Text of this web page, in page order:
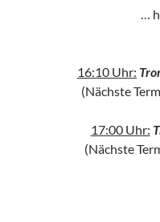
…
16:10 Uhr:
(Nächste
17:00 Uhr:
(Nächste